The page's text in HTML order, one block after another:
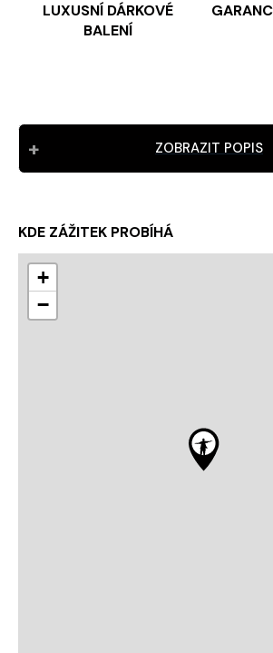
LUXUSNÍ DÁRKOVÉ
BALENÍ
ZOBRAZIT POPIS
KDE ZÁŽITEK PROBÍHÁ
+
−